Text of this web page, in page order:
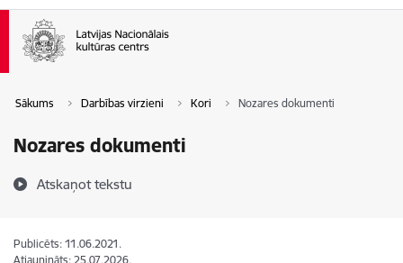
Sākums Darbības virzieni Kori Nozares dokumenti
Nozares dokumenti
Atskaņot tekstu
Publicēts: 11.06.2021.
Atjaunināts: 25.07.2026.